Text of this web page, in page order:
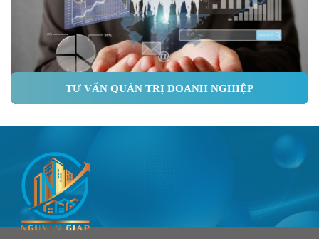
TƯ VẤN QUẢN TRỊ DOANH NGHIỆP